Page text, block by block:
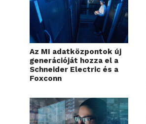
Az MI adatközpontok új
generációját hozza el a
Schneider Electric és a
Foxconn